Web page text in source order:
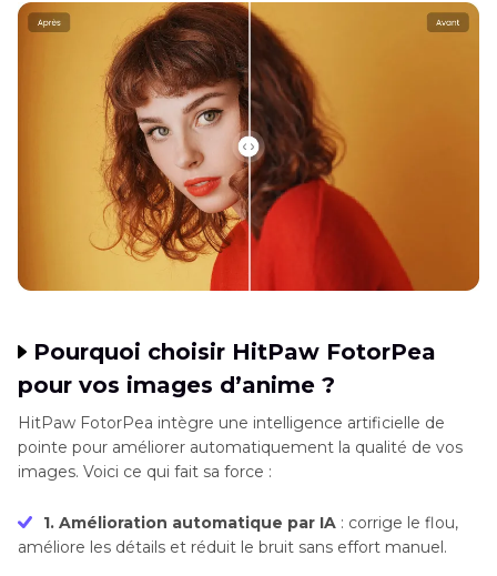
Pourquoi choisir HitPaw FotorPea
pour vos images d’anime ?
HitPaw FotorPea intègre une intelligence artificielle de
pointe pour améliorer automatiquement la qualité de vos
images. Voici ce qui fait sa force :
1. Amélioration automatique par IA : corrige le flou,
améliore les détails et réduit le bruit sans effort manuel.